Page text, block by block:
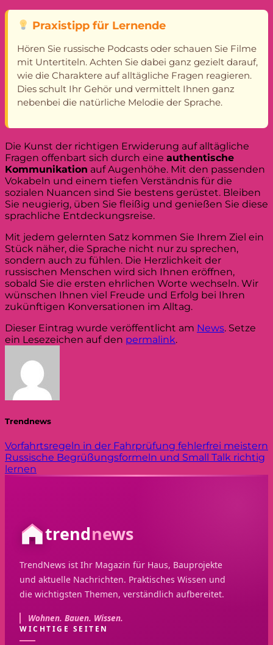
Praxistipp für Lernende
Hören Sie russische Podcasts oder schauen Sie Filme
mit Untertiteln. Achten Sie dabei ganz gezielt darauf,
wie die Charaktere auf alltägliche Fragen reagieren.
Dies schult Ihr Gehör und vermittelt Ihnen ganz
nebenbei die natürliche Melodie der Sprache.
Die Kunst der richtigen Erwiderung auf alltägliche
Fragen offenbart sich durch eine authentische
Kommunikation auf Augenhöhe. Mit den passenden
Vokabeln und einem tiefen Verständnis für die
sozialen Nuancen sind Sie bestens gerüstet. Bleiben
Sie neugierig, üben Sie fleißig und genießen Sie diese
sprachliche Entdeckungsreise.
Mit jedem gelernten Satz kommen Sie Ihrem Ziel ein
Stück näher, die Sprache nicht nur zu sprechen,
sondern auch zu fühlen. Die Herzlichkeit der
russischen Menschen wird sich Ihnen eröffnen,
sobald Sie die ersten ehrlichen Worte wechseln. Wir
wünschen Ihnen viel Freude und Erfolg bei Ihren
zukünftigen Konversationen im Alltag.
Dieser Eintrag wurde veröffentlicht am News. Setze
ein Lesezeichen auf den permalink.
Trendnews
Vorfahrtsregeln in der Fahrprüfung fehlerfrei meistern
Russische Begrüßungsformeln und Small Talk richtig
lernen
trendnews
TrendNews ist Ihr Magazin für Haus, Bauprojekte
und aktuelle Nachrichten. Praktisches Wissen und
die wichtigsten Themen, verständlich aufbereitet.
Wohnen. Bauen. Wissen.
WICHTIGE SEITEN